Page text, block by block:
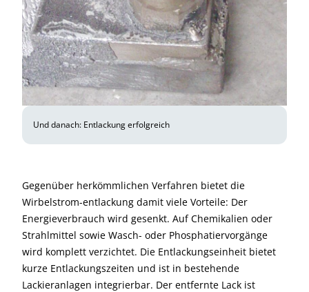
Und danach: Entlackung erfolgreich
Gegenüber herkömmlichen Verfahren bietet die
Wirbelstrom-entlackung damit viele Vorteile: Der
Energieverbrauch wird gesenkt. Auf Chemikalien oder
Strahlmittel sowie Wasch- oder Phosphatiervorgänge
wird komplett verzichtet. Die Entlackungseinheit bietet
kurze Entlackungszeiten und ist in bestehende
Lackieranlagen integrierbar. Der entfernte Lack ist